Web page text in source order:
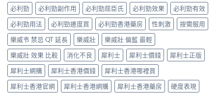
別
南〉
中
選
購
指
南〉
中
購
正
貨
渠
道
比
較〉
中
略：
Priligy
藥
房
與
網
購
正
貨
渠
道
必利勁
必利勁副作用 必利勁屈臣氏 必利勁效果
必利勁有效
必利勁用法
必利勁邊度買 必利勁香港藥房 性刺激
按需服用
樂威壭 禁忌 QT 延長
樂威壯
樂威壯 偏藍 最輕
樂威壯 效果 比較
消化不良 犀利士 犀利士價錢
犀利士正版
犀利士網購
犀利士香港價錢
犀利士香港哪裡買
犀利士香港官網
犀利士香港網購 犀利士香港藥房
硬度表現